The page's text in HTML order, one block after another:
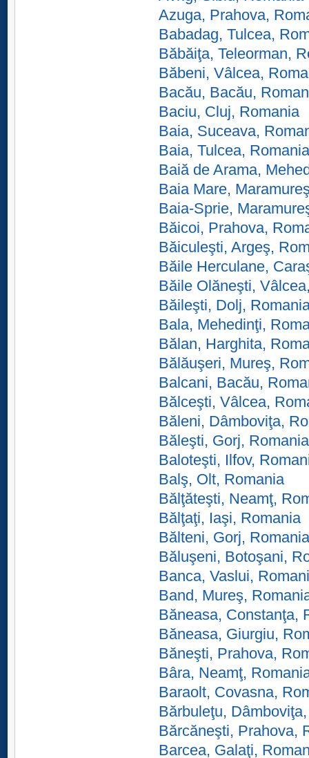
Azuga, Prahova,
Babadag, Tulcea,
Băbăiţa, Teleorman,
Băbeni, Vâlcea,
Bacău, Bacău,
Baciu, Cluj, Romania
Baia, Suceava,
Baia, Tulcea, Romania
Baiă de Arama,
Baia Mare,
Baia-Sprie,
Băicoi, Prahova,
Băiculeşti, Argeş,
Băile Herculane,
Băile Olăneşti,
Băileşti, Dolj,
Bala, Mehedinţi,
Bălan, Harghita,
Bălăuşeri, Mureş,
Balcani, Bacău,
Bălceşti, Vâlcea,
Băleni, Dâmboviţa,
Băleşti, Gorj, Romania
Baloteşti, Ilfov,
Balş, Olt, Romania
Bălţăteşti, Neamţ,
Bălţaţi, Iaşi, Romania
Bălteni, Gorj, Romania
Băluşeni, Botoşani,
Banca, Vaslui,
Band, Mureş,
Băneasa, Constanţa,
Băneasa, Giurgiu,
Băneşti, Prahova,
Bâra, Neamţ,
Baraolt, Covasna,
Bărbuleţu,
Bărcăneşti, Prahova,
Barcea, Galaţi,